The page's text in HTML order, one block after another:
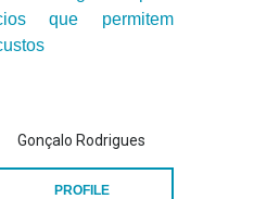
que permitem
Gonçalo Rodrigues
PROFILE